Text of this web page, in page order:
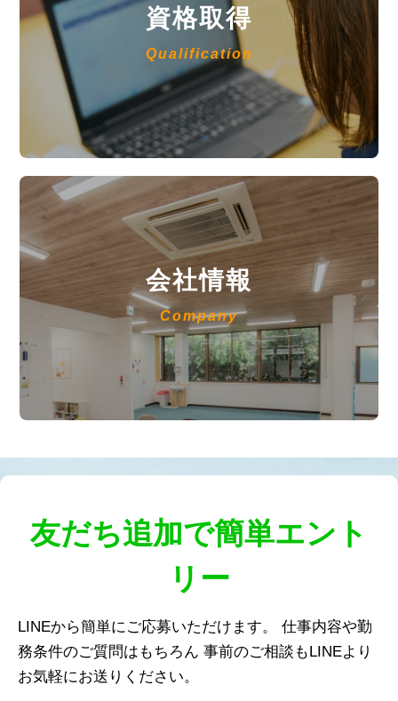
資格取得
Qualification
会社情報
Company
友だち追加で簡単エント
リー
LINEから簡単にご応募いただけます。
仕事内容や勤
務条件のご質問はもちろん 事前のご相談もLINEより
お気軽にお送りください。